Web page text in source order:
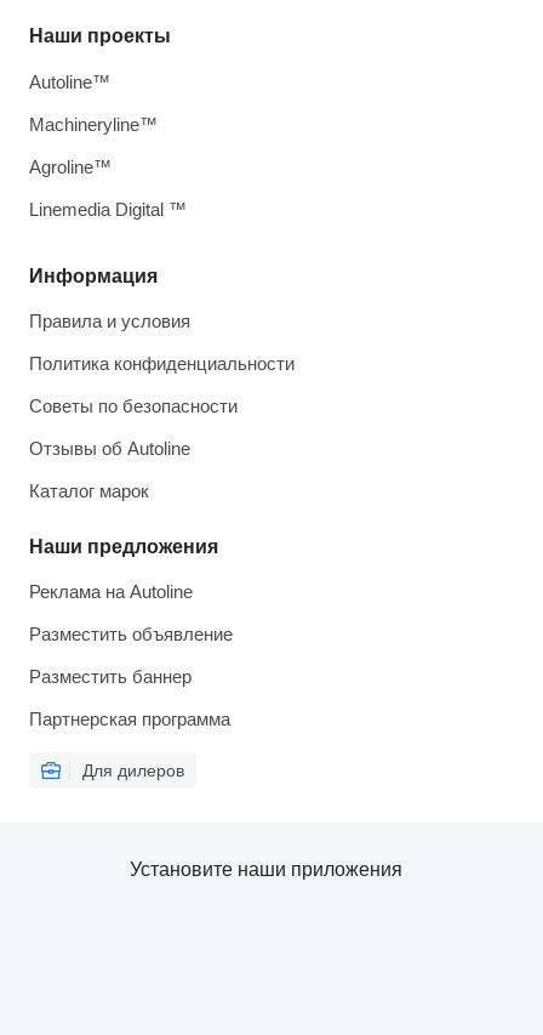
Информация
Правила и условия
Политика конфиденциальности
Советы по безопасности
Отзывы об Autoline
Каталог марок
Наши предложения
Реклама на Autoline
Разместить объявление
Разместить баннер
Партнерская программа
Для дилеров
Наши проекты
Autoline™
Machineryline™
Agroline™
Linemedia Digital ™
Установите наши приложения